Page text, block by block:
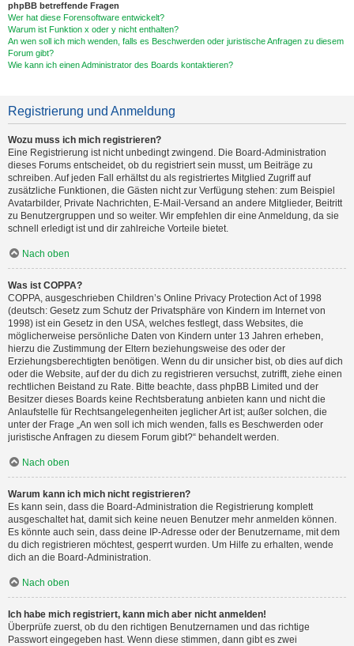
phpBB betreffende Fragen
Wer hat diese Forensoftware entwickelt?
Warum ist Funktion x oder y nicht enthalten?
An wen soll ich mich wenden, falls es Beschwerden oder juristische Anfragen zu diesem
Forum gibt?
Wie kann ich einen Administrator des Boards kontaktieren?
Registrierung und Anmeldung
Wozu muss ich mich registrieren?
Eine Registrierung ist nicht unbedingt zwingend. Die Board-Administration
dieses Forums entscheidet, ob du registriert sein musst, um Beiträge zu
schreiben. Auf jeden Fall erhältst du als registriertes Mitglied Zugriff auf
zusätzliche Funktionen, die Gästen nicht zur Verfügung stehen: zum Beispiel
Avatarbilder, Private Nachrichten, E-Mail-Versand an andere Mitglieder, Beitritt
zu Benutzergruppen und so weiter. Wir empfehlen dir eine Anmeldung, da sie
schnell erledigt ist und dir zahlreiche Vorteile bietet.
Nach oben
Was ist COPPA?
COPPA, ausgeschrieben Children’s Online Privacy Protection Act of 1998
(deutsch: Gesetz zum Schutz der Privatsphäre von Kindern im Internet von
1998) ist ein Gesetz in den USA, welches festlegt, dass Websites, die
möglicherweise persönliche Daten von Kindern unter 13 Jahren erheben,
hierzu die Zustimmung der Eltern beziehungsweise des oder der
Erziehungsberechtigten benötigen. Wenn du dir unsicher bist, ob dies auf dich
oder die Website, auf der du dich zu registrieren versuchst, zutrifft, ziehe einen
rechtlichen Beistand zu Rate. Bitte beachte, dass phpBB Limited und der
Besitzer dieses Boards keine Rechtsberatung anbieten kann und nicht die
Anlaufstelle für Rechtsangelegenheiten jeglicher Art ist; außer solchen, die
unter der Frage „An wen soll ich mich wenden, falls es Beschwerden oder
juristische Anfragen zu diesem Forum gibt?“ behandelt werden.
Nach oben
Warum kann ich mich nicht registrieren?
Es kann sein, dass die Board-Administration die Registrierung komplett
ausgeschaltet hat, damit sich keine neuen Benutzer mehr anmelden können.
Es könnte auch sein, dass deine IP-Adresse oder der Benutzername, mit dem
du dich registrieren möchtest, gesperrt wurden. Um Hilfe zu erhalten, wende
dich an die Board-Administration.
Nach oben
Ich habe mich registriert, kann mich aber nicht anmelden!
Überprüfe zuerst, ob du den richtigen Benutzernamen und das richtige
Passwort eingegeben hast. Wenn diese stimmen, dann gibt es zwei